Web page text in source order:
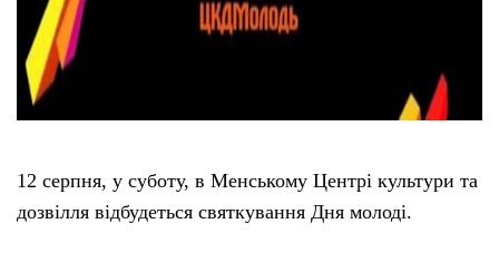
12 серпня, у суботу, в Менському Центрі культури та
дозвілля відбудеться святкування Дня молоді.